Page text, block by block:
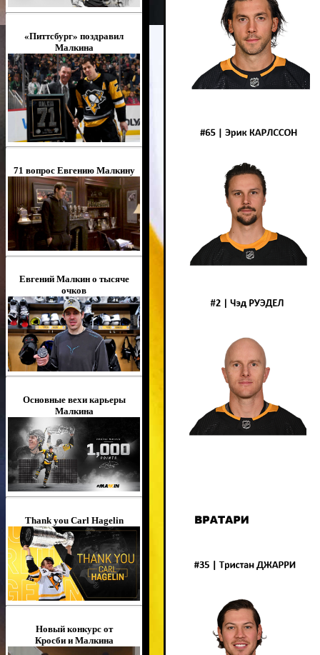
«Питтсбург» поздравил
Малкина
71 вопрос Евгению Малкину
Евгений Малкин о тысяче
очков
Основные вехи карьеры
Малкина
Thank you Carl Hagelin
Новый конкурс от
Кросби и Малкина